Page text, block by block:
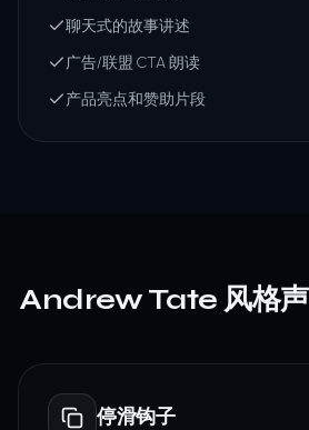
聊天式的故事讲述
广告/联盟 CTA 朗读
产品亮点和赞助片段
Andrew Tate 风格声
停滑钩子